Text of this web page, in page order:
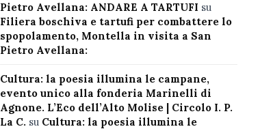
Pietro Avellana: ANDARE A TARTUFI su
Filiera boschiva e tartufi per combattere lo
spopolamento, Montella in visita a San
Pietro Avellana:
Cultura: la poesia illumina le campane,
evento unico alla fonderia Marinelli di
Agnone. L’Eco dell’Alto Molise | Circolo I. P.
La C. su Cultura: la poesia illumina le